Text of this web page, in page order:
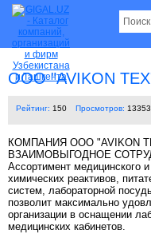
ООО "AVIKON
Рейтинг: 150 Просмотров: 13353
КОМПАНИЯ ООО "AVIKON
ВЗАИМОВЫГОДНОЕ
Ассортимент медицинского
химических реактивов,
систем, лабораторной
позволит максимально
организации в оснащении
медицинских кабинетов.